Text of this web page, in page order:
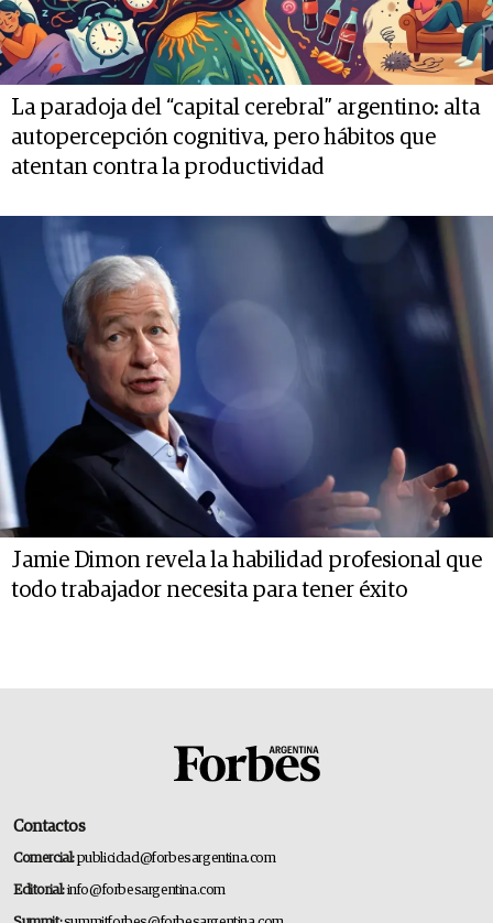
La paradoja del “capital cerebral” argentino: alta
autopercepción cognitiva, pero hábitos que
atentan contra la productividad
Jamie Dimon revela la habilidad profesional que
todo trabajador necesita para tener éxito
Contactos
Comercial:publicidad@forbesargentina.com
Editorial:info@forbesargentina.com